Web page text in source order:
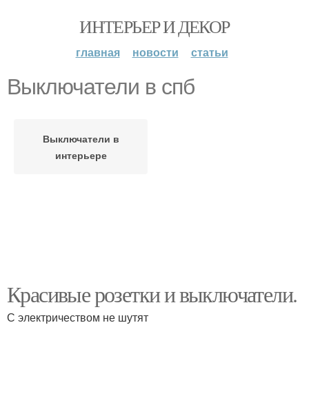
ИНТЕРЬЕР И ДЕКОР
главная новости статьи
Выключатели в спб
Выключатели в
интерьере
Красивые розетки и выключатели.
С электричеством не шутят